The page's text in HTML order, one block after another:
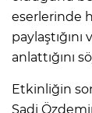
eserlerinde
anlattığını
Etkinliğin
Şadi